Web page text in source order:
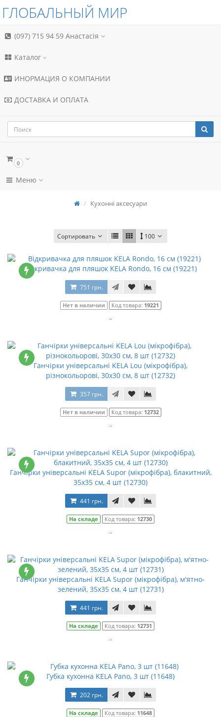
ГЛОБАЛЬНЫЙ МИР
(097) 715 94 59 Анастасія
Каталог
ИНОРМАЦИЯ О КОМПАНИИ
ДОСТАВКА И ОПЛАТА
0
Меню
Кухонні аксесуари
Сортировать 100
Відкривачка для пляшок KELA Rondo, 16 см (19221)
751 грн.
Нет в наличии Код товара: 19221
..
Ганчірки універсальні KELA Lou (мікрофібра),
різнокольорові, 30x30 см, 8 шт (12732)
357 грн.
Нет в наличии Код товара: 12732
..
Ганчірки універсальні KELA Supor (мікрофібра), блакитний,
35x35 см, 4 шт (12730)
441 грн.
На складе Код товара: 12730
..
Ганчірки універсальні KELA Supor (мікрофібра), м'ятно-
зелений, 35x35 см, 4 шт (12731)
441 грн.
На складе Код товара: 12731
..
Губка кухонна KELA Pano, 3 шт (11648)
202 грн.
На складе Код товара: 11648